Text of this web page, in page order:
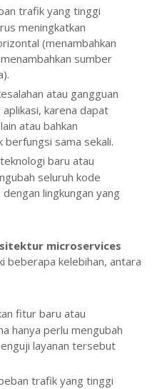
trafik yang tinggi
meningkatkan
(menambahkan
sumber
atau gangguan
karena dapat
atau bahkan
berfungsi sama sekali.
baru atau
seluruh kode
lingkungan yang
microservices
beberapa kelebihan, antara
fitur baru atau
hanya perlu mengubah
layanan tersebut
trafik yang tinggi